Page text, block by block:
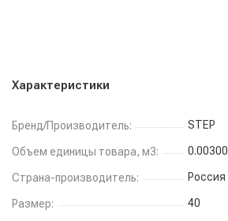
Характеристики
Бренд/Производитель: STEP
Объем единицы товара, м3: 0.00300
Страна-производитель: Россия
Размер: 40